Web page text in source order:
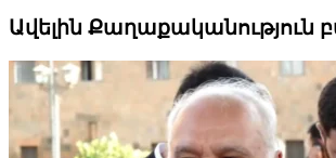
Ավելին Քաղաքականություն